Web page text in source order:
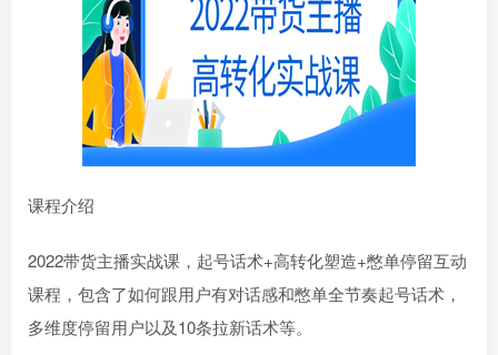
课程介绍
2022带货主播实战课，起号话术+高转化塑造+憋单停留互动
课程，包含了如何跟用户有对话感和憋单全节奏起号话术，
多维度停留用户以及10条拉新话术等。